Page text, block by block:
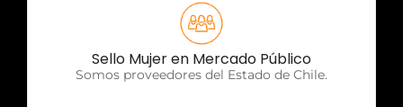
Sello Mujer en Mercado Público
Somos proveedores del Estado de Chile.
OTP Servicios